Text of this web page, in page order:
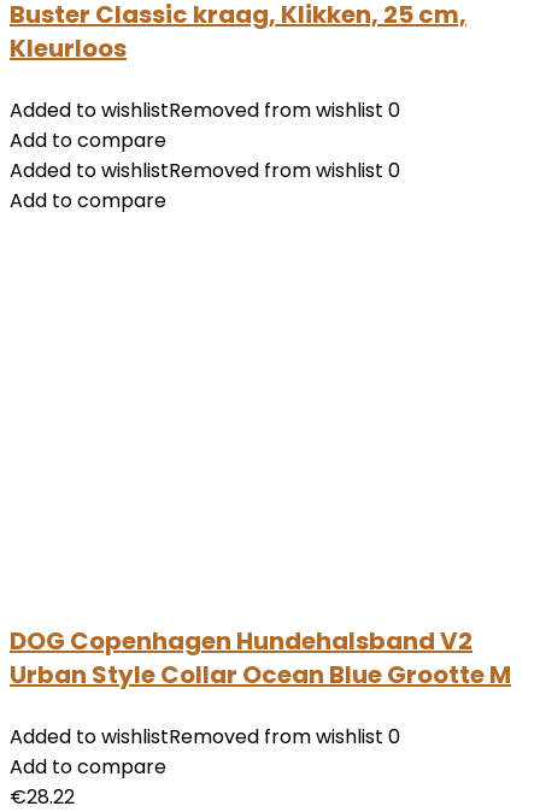
Buster Classic kraag, Klikken, 25 cm,
Kleurloos
Added to wishlistRemoved from wishlist 0
Add to compare
Added to wishlistRemoved from wishlist 0
Add to compare
DOG Copenhagen Hundehalsband V2
Urban Style Collar Ocean Blue Grootte M
Added to wishlistRemoved from wishlist 0
Add to compare
€28.22